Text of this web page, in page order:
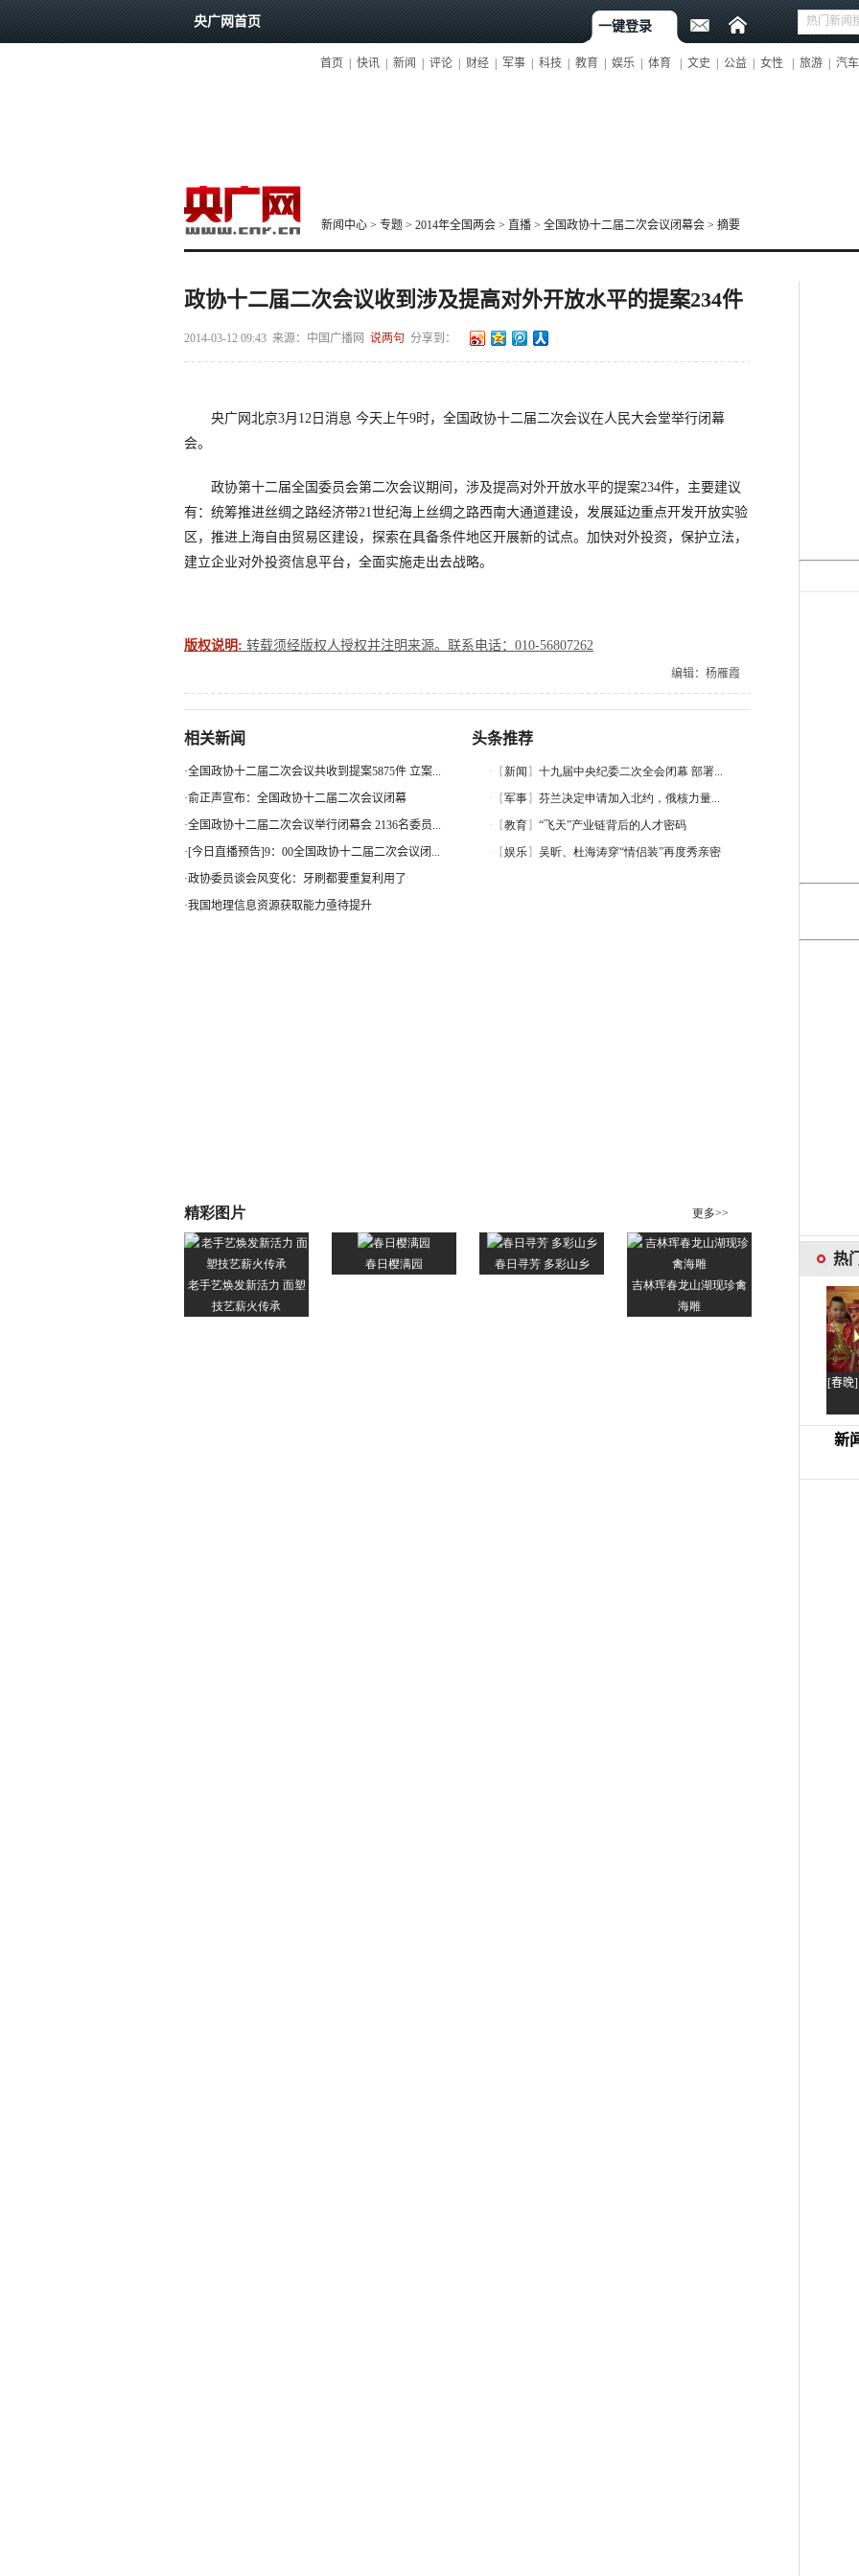
央广网首页 一键登录
首页 快讯 新闻 评论 财经 军事 科技 教育 娱乐 体育 文史 公益 女性 旅游 汽车
新闻中心 > 专题 > 2014年全国两会 > 直播 > 全国政协十二届二次会议闭幕会 > 摘要
政协十二届二次会议收到涉及提高对外开放水平的提案234件
2014-03-12 09:43 来源：中国广播网 说两句 分享到：
央广网北京3月12日消息 今天上午9时，全国政协十二届二次会议在人民大会堂举行闭幕
会。
政协第十二届全国委员会第二次会议期间，涉及提高对外开放水平的提案234件，主要建议
有：统筹推进丝绸之路经济带21世纪海上丝绸之路西南大通道建设，发展延边重点开发开放实验
区，推进上海自由贸易区建设，探索在具备条件地区开展新的试点。加快对外投资，保护立法，
建立企业对外投资信息平台，全面实施走出去战略。
版权说明: 转载须经版权人授权并注明来源。联系电话：010-56807262
编辑：杨雁霞
相关新闻
·全国政协十二届二次会议共收到提案5875件 立案...
·俞正声宣布：全国政协十二届二次会议闭幕
·全国政协十二届二次会议举行闭幕会 2136名委员...
·[今日直播预告]9：00全国政协十二届二次会议闭...
·政协委员谈会风变化：牙刷都要重复利用了
·我国地理信息资源获取能力亟待提升
头条推荐